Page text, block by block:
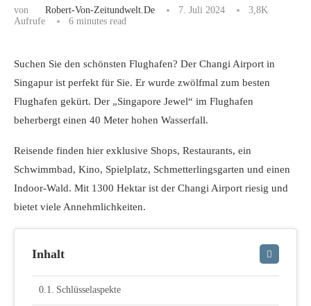
von Robert-Von-Zeitundwelt.de 7. Juli 2024
3,8K
Aufrufe
6 minutes read
Suchen Sie den schönsten Flughafen? Der Changi Airport in
Singapur ist perfekt für Sie. Er wurde zwölfmal zum besten
Flughafen gekürt. Der „Singapore Jewel“ im Flughafen
beherbergt einen 40 Meter hohen Wasserfall.
Reisende finden hier exklusive Shops, Restaurants, ein
Schwimmbad, Kino, Spielplatz, Schmetterlingsgarten und einen
Indoor-Wald. Mit 1300 Hektar ist der Changi Airport riesig und
bietet viele Annehmlichkeiten.
Inhalt
Schlüsselaspekte